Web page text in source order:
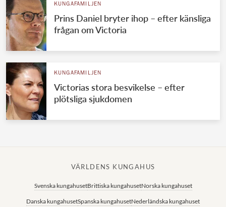
KUNGAFAMILJEN
Prins Daniel bryter ihop – efter känsliga
frågan om Victoria
KUNGAFAMILJEN
Victorias stora besvikelse – efter
plötsliga sjukdomen
VÄRLDENS KUNGAHUS
Svenska kungahusetBrittiska kungahusetNorska kungahuset
Danska kungahusetSpanska kungahusetNederländska kungahuset